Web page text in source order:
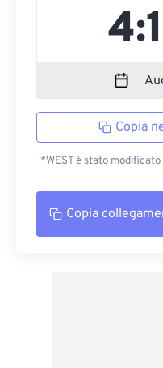
Copia
*WEST è stato
Copia